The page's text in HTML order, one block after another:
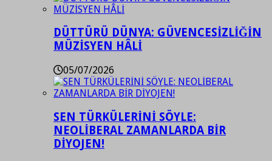
DÜTTÜRÜ DÜNYA: GÜVENCESİZLİĞİN
MÜZİSYEN HÂLİ
05/07/2026
SEN TÜRKÜLERİNİ SÖYLE:
NEOLİBERAL ZAMANLARDA BİR
DİYOJEN!